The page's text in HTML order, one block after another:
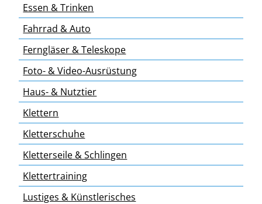
Essen & Trinken
Fahrrad & Auto
Ferngläser & Teleskope
Foto- & Video-Ausrüstung
Haus- & Nutztier
Klettern
Kletterschuhe
Kletterseile & Schlingen
Klettertraining
Lustiges & Künstlerisches